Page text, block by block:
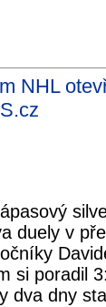
NHL
duely v
si poradil
dva dny